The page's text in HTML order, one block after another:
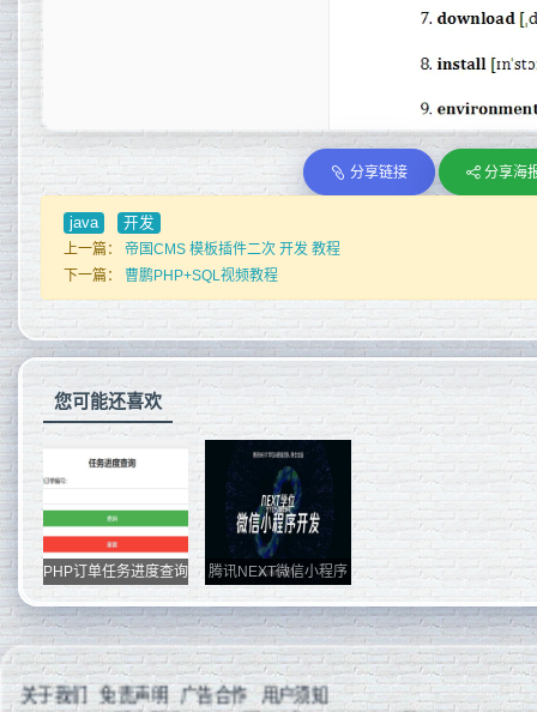
分享链接 分享海
java
开发
上一篇： 帝国CMS 模板插件二次 开发 教程
下一篇： 曹鹏PHP+SQL视频教程
您可能还喜欢
PHP订单任务进度查询
系统源码 ...
腾讯NEXT微信小程序
开发视频教...
关于我们 免责声明 广告合作 用户须知